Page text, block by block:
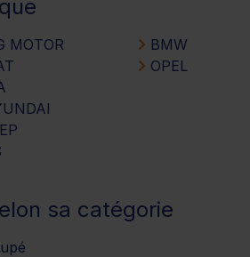
MOTOR
BMW
OPEL
sa catégorie